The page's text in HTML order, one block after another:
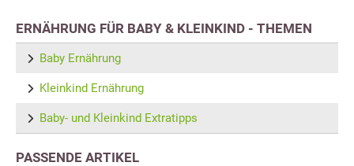
ERNÄHRUNG FÜR BABY & KLEINKIND - THEMEN
Baby Ernährung
Kleinkind Ernährung
Baby- und Kleinkind Extratipps
PASSENDE ARTIKEL